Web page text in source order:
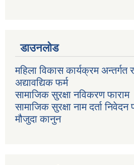
डाउनलोड
महिला विकास कार्यक्रम
अद्यावद्यिक फर्म
सामाजिक सुरक्षा नविकरण फाराम
सामाजिक सुरक्षा नाम दर्ता निवेदन
मौजुदा कानुन